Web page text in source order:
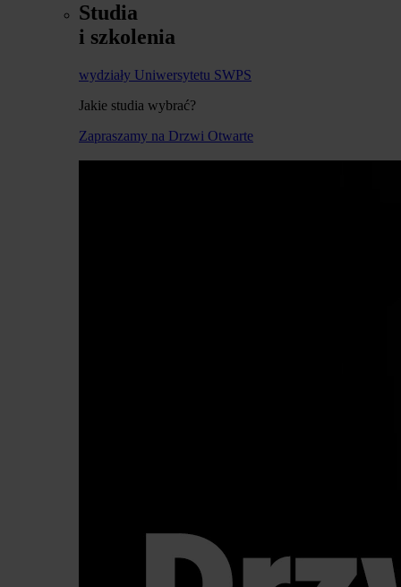
Studia
i szkolenia
wydziały Uniwersytetu SWPS
Jakie studia wybrać?
Zapraszamy na Drzwi Otwarte